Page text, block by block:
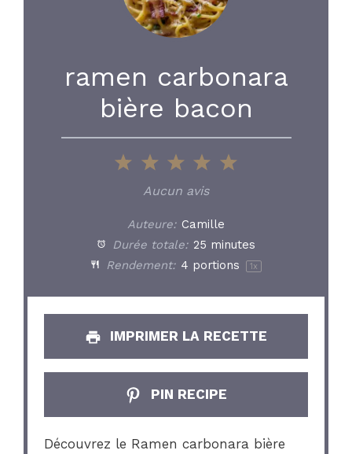
ramen carbonara
bière bacon
5
4
3
Stars
2
Stars
1
Star
Aucun avis
Auteure: Camille
Durée totale: 25 minutes
Rendement: 4 portions 1x
IMPRIMER LA RECETTE
PIN RECIPE
Découvrez le Ramen carbonara bière